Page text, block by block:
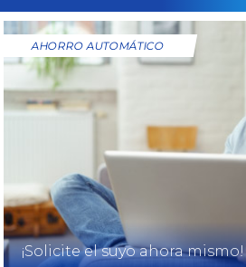
AHORRO AUTOMÁTICO
¡Solicite el suyo ahora mismo!